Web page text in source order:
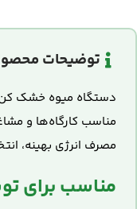
توضیحات
مناسب کارگاه‌ها و
مصرف انرژی بهینه،
مناسب برای